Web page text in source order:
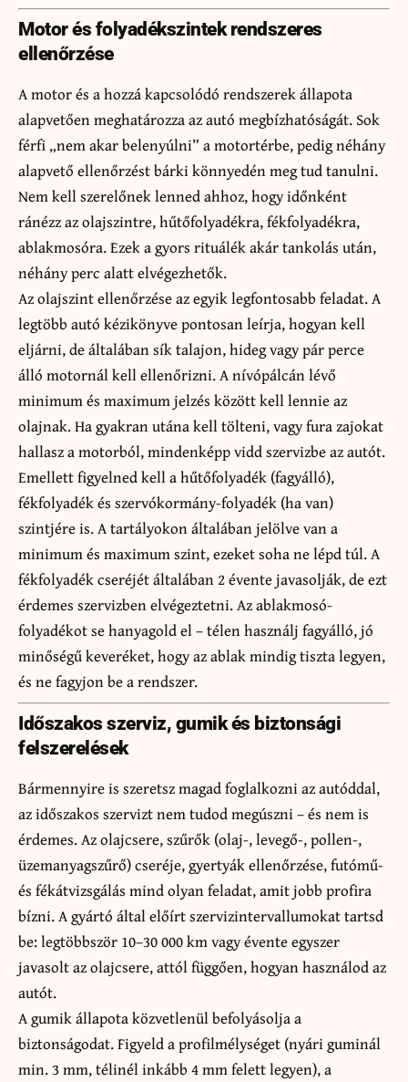
Motor és folyadékszintek rendszeres
ellenőrzése
A motor és a hozzá kapcsolódó rendszerek állapota
alapvetően meghatározza az autó megbízhatóságát. Sok
férfi „nem akar belenyúlni” a motortérbe, pedig néhány
alapvető ellenőrzést bárki könnyedén meg tud tanulni.
Nem kell szerelőnek lenned ahhoz, hogy időnként
ránézz az olajszintre, hűtőfolyadékra, fékfolyadékra,
ablakmosóra. Ezek a gyors rituálék akár tankolás után,
néhány perc alatt elvégezhetők.
Az olajszint ellenőrzése az egyik legfontosabb feladat. A
legtöbb autó kézikönyve pontosan leírja, hogyan kell
eljárni, de általában sík talajon, hideg vagy pár perce
álló motornál kell ellenőrizni. A nívópálcán lévő
minimum és maximum jelzés között kell lennie az
olajnak. Ha gyakran utána kell tölteni, vagy fura zajokat
hallasz a motorból, mindenképp vidd szervizbe az autót.
Emellett figyelned kell a hűtőfolyadék (fagyálló),
fékfolyadék és szervókormány-folyadék (ha van)
szintjére is. A tartályokon általában jelölve van a
minimum és maximum szint, ezeket soha ne lépd túl. A
fékfolyadék cseréjét általában 2 évente javasolják, de ezt
érdemes szervizben elvégeztetni. Az ablakmosó-
folyadékot se hanyagold el – télen használj fagyálló, jó
minőségű keveréket, hogy az ablak mindig tiszta legyen,
és ne fagyjon be a rendszer.
Időszakos szerviz, gumik és biztonsági
felszerelések
Bármennyire is szeretsz magad foglalkozni az autóddal,
az időszakos szervizt nem tudod megúszni – és nem is
érdemes. Az olajcsere, szűrők (olaj-, levegő-, pollen-,
üzemanyagszűrő) cseréje, gyertyák ellenőrzése, futómű-
és fékátvizsgálás mind olyan feladat, amit jobb profira
bízni. A gyártó által előírt szervizintervallumokat tartsd
be: legtöbbször 10–30 000 km vagy évente egyszer
javasolt az olajcsere, attól függően, hogyan használod az
autót.
A gumik állapota közvetlenül befolyásolja a
biztonságodat. Figyeld a profilmélységet (nyári guminál
min. 3 mm, télinél inkább 4 mm felett legyen), a